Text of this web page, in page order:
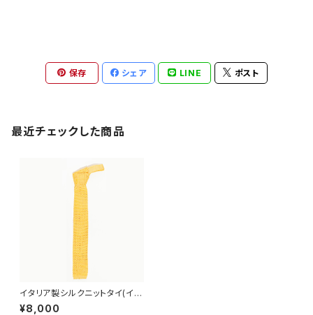
保存 シェア LINE ポスト
最近チェックした商品
イタリア製シルクニットタイ(イエ
ロー)
¥8,000